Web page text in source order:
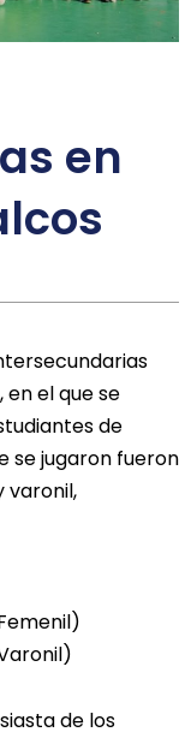
en
el que se
de
se jugaron fueron
varonil,
de los